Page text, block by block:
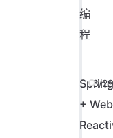
编
程
3/
+